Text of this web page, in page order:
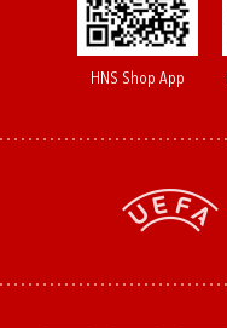
HNS Shop App